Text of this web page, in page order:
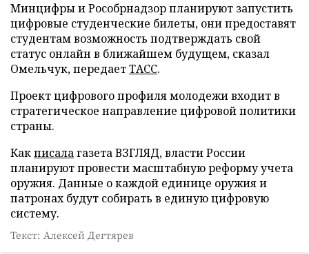
Минцифры и Рособрнадзор планируют запустить
цифровые студенческие билеты, они предоставят
студентам возможность подтверждать свой
статус онлайн в ближайшем будущем, сказал
Омельчук, передаетТАСС.
Проект цифрового профиля молодежи входит в
стратегическое направление цифровой политики
страны.
Какписалагазета ВЗГЛЯД, власти России
планируют провести масштабную реформу учета
оружия. Данные о каждой единице оружия и
патронах будут собирать в единую цифровую
систему.
Текст: Алексей Дегтярев